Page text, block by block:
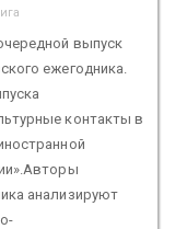
выпуск
ежегодника.
контакты в
анализируют